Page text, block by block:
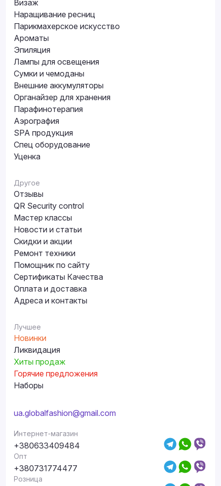
Визаж
Наращивание ресниц
Парикмахерское искусство
Ароматы
Эпиляция
Лампы для освещения
Сумки и чемоданы
Внешние аккумуляторы
Органайзер для хранения
Парафинотерапия
Аэрография
SPA продукция
Спец оборудование
Уценка
Другое
Отзывы
QR Security control
Мастер классы
Новости и статьи
Скидки и акции
Ремонт техники
Помощник по сайту
Сертификаты Качества
Оплата и доставка
Адреса и контакты
Лучшее
Новинки
Ликвидация
Хиты продаж
Горячие предложения
Наборы
ua.globalfashion@gmail.com
Интернет-магазин
+380633409484
Опт
+380731774477
Розница